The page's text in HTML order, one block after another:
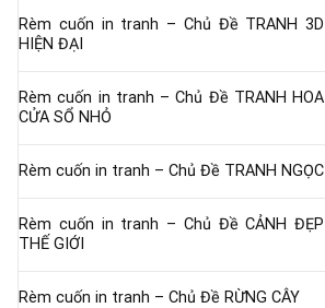
Rèm cuốn in tranh – Chủ Đề TRANH 3D
HIỆN ĐẠI
Rèm cuốn in tranh – Chủ Đề TRANH HOA
CỬA SỔ NHỎ
Rèm cuốn in tranh – Chủ Đề TRANH NGỌC
Rèm cuốn in tranh – Chủ Đề CẢNH ĐẸP
THẾ GIỚI
Rèm cuốn in tranh – Chủ Đề RỪNG CÂY